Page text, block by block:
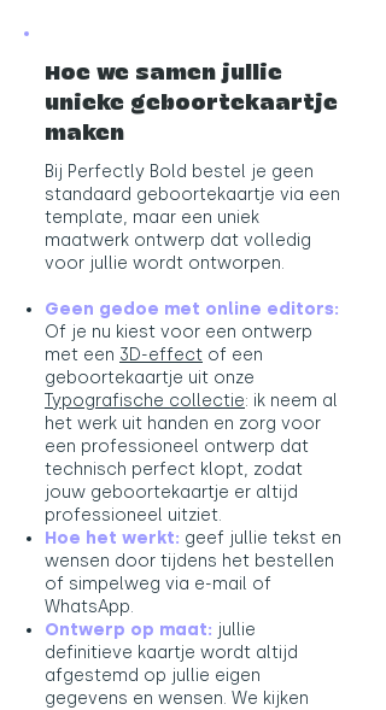
Hoe we samen jullie
unieke geboortekaartje
maken
Bij Perfectly Bold bestel je geen
standaard geboortekaartje via een
template, maar een uniek
maatwerk ontwerp dat volledig
voor jullie wordt ontworpen.
Geen gedoe met online editors:
Of je nu kiest voor een ontwerp
met een 3D-effect ​ of een
geboortekaartje uit onze
Typografische collectie: ik neem al
het werk uit handen en zorg voor
een professioneel ontwerp dat
technisch perfect klopt, zodat
jouw geboortekaartje er altijd
professioneel uitziet.
Hoe het werkt: geef jullie tekst en
wensen door tijdens het bestellen
of simpelweg via e-mail of
WhatsApp.
Ontwerp op maat: jullie
definitieve kaartje wordt altijd
afgestemd op jullie eigen
gegevens en wensen. We kijken